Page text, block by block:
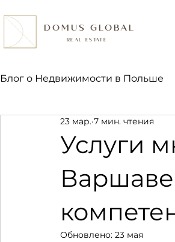
DOMUS GLOBAL
REAL ESTATE
Блог о Недвижимости в Польше
Право и налоги Ипотека
Услуги
23 мар. 7 мин. чтения
Обновлено: 23 мая